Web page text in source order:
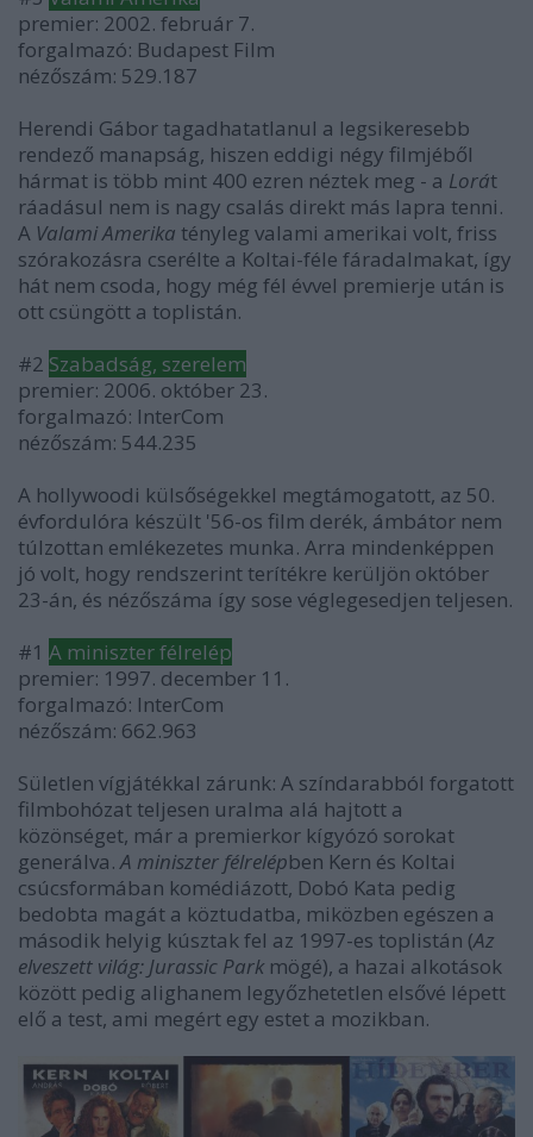
premier: 2002. február 7.
forgalmazó: Budapest Film
nézőszám: 529.187
Herendi Gábor tagadhatatlanul a legsikeresebb
rendező manapság, hiszen eddigi négy filmjéből
hármat is több mint 400 ezren néztek meg - a Lorát
ráadásul nem is nagy csalás direkt más lapra tenni.
A Valami Amerika tényleg valami amerikai volt, friss
szórakozásra cserélte a Koltai-féle fáradalmakat, így
hát nem csoda, hogy még fél évvel premierje után is
ott csüngött a toplistán.
#2 Szabadság, szerelem
premier: 2006. október 23.
forgalmazó: InterCom
nézőszám: 544.235
A hollywoodi külsőségekkel megtámogatott, az 50.
évfordulóra készült '56-os film derék, ámbátor nem
túlzottan emlékezetes munka. Arra mindenképpen
jó volt, hogy rendszerint terítékre kerüljön október
23-án, és nézőszáma így sose véglegesedjen teljesen.
#1 A miniszter félrelép
premier: 1997. december 11.
forgalmazó: InterCom
nézőszám: 662.963
Sületlen vígjátékkal zárunk: A színdarabból forgatott
filmbohózat teljesen uralma alá hajtott a
közönséget, már a premierkor kígyózó sorokat
generálva.A miniszter félrelépben Kern és Koltai
csúcsformában komédiázott, Dobó Kata pedig
bedobta magát a köztudatba, miközben egészen a
második helyig kúsztak fel az 1997-es toplistán (Az
elveszett világ: Jurassic Park mögé), a hazai alkotások
között pedig alighanem legyőzhetetlen elsővé lépett
elő a test, ami megért egy estet a mozikban.